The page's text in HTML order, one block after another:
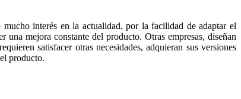
interés en la actualidad, por la facilidad de adaptar el
mejora constante del producto. Otras empresas, diseñan
satisfacer otras necesidades, adquieran sus versiones
producto.